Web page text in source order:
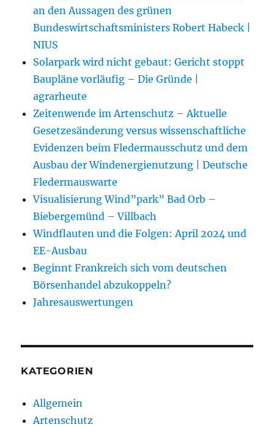
an den Aussagen des grünen
Bundeswirtschaftsministers Robert Habeck |
NIUS
Solarpark wird nicht gebaut: Gericht stoppt
Baupläne vorläufig – Die Gründe |
agrarheute
Zeitenwende im Artenschutz – Aktuelle
Gesetzesänderung versus wissenschaftliche
Evidenzen beim Fledermausschutz und dem
Ausbau der Windenergienutzung | Deutsche
Fledermauswarte
Visualisierung Wind”park” Bad Orb –
Biebergemünd – Villbach
Windflauten und die Folgen: April 2024 und
EE-Ausbau
Beginnt Frankreich sich vom deutschen
Börsenhandel abzukoppeln?
Jahresauswertungen
KATEGORIEN
Allgemein
Artenschutz